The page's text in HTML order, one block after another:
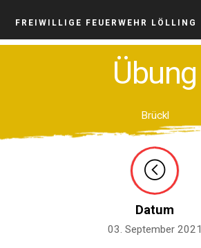
FREIWILLIGE FEUERWEHR LÖLLING
Übung
Brückl
Datum
03. September 2021